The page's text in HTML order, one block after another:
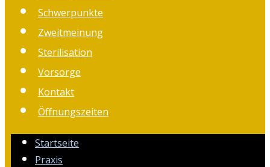
Schwerpunkte
Zweitmeinung
Sterilisation
Vorsorge
Kontakt
Öffnungszeiten
Startseite
Praxis